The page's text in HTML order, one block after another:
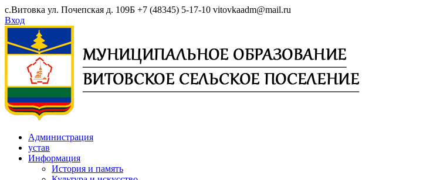
Skip
to
content
с.Витовка ул. Почепская д. 109Б +7 (48345) 5-17-10 vitovkaadm@mail.ru
Вход
Администрация
устав
Информация
История и память